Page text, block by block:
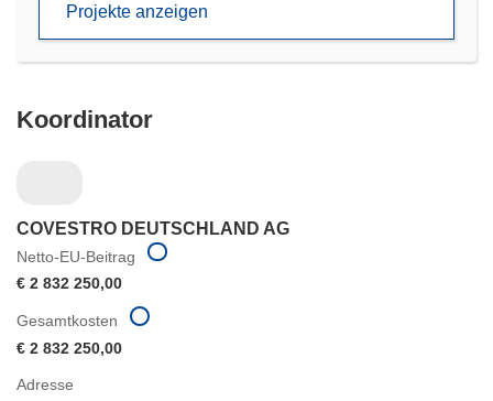
Projekte anzeigen
Koordinator
COVESTRO DEUTSCHLAND AG
Netto-EU-Beitrag
€ 2 832 250,00
Adresse
Gesamtkosten
€ 2 832 250,00